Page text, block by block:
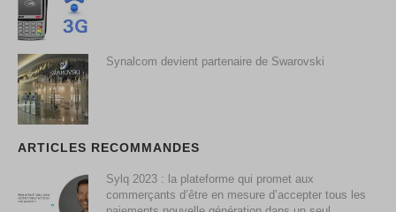
Synalcom devient partenaire de Swarovski
ARTICLES RECOMMANDES
Sylq 2023 : la plateforme qui promet aux
commerçants d’être en mesure d’accepter tous les